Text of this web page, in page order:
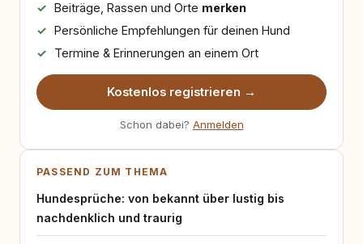
Beiträge, Rassen und Orte merken
Persönliche Empfehlungen für deinen Hund
Termine & Erinnerungen an einem Ort
Kostenlos registrieren →
Schon dabei? Anmelden
PASSEND ZUM THEMA
Hundesprüche: von bekannt über lustig bis
nachdenklich und traurig